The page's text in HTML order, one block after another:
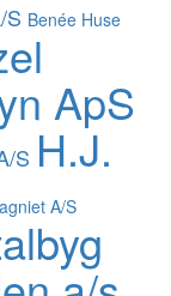
S Benée Huse
ApS
S H.J.
A/S